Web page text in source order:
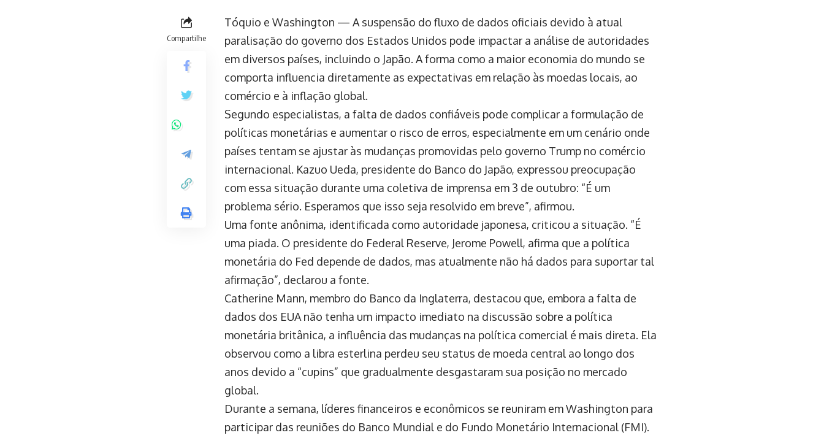
Compartilhe
Tóquio e Washington — A suspensão do fluxo de dados oficiais devido à atual
paralisação do governo dos Estados Unidos pode impactar a análise de autoridades
em diversos países, incluindo o Japão. A forma como a maior economia do mundo se
comporta influencia diretamente as expectativas em relação às moedas locais, ao
comércio e à inflação global.
Segundo especialistas, a falta de dados confiáveis pode complicar a formulação de
políticas monetárias e aumentar o risco de erros, especialmente em um cenário onde
países tentam se ajustar às mudanças promovidas pelo governo Trump no comércio
internacional. Kazuo Ueda, presidente do Banco do Japão, expressou preocupação
com essa situação durante uma coletiva de imprensa em 3 de outubro: “É um
problema sério. Esperamos que isso seja resolvido em breve”, afirmou.
Uma fonte anônima, identificada como autoridade japonesa, criticou a situação. “É
uma piada. O presidente do Federal Reserve, Jerome Powell, afirma que a política
monetária do Fed depende de dados, mas atualmente não há dados para suportar tal
afirmação”, declarou a fonte.
Catherine Mann, membro do Banco da Inglaterra, destacou que, embora a falta de
dados dos EUA não tenha um impacto imediato na discussão sobre a política
monetária britânica, a influência das mudanças na política comercial é mais direta. Ela
observou como a libra esterlina perdeu seu status de moeda central ao longo dos
anos devido a “cupins” que gradualmente desgastaram sua posição no mercado
global.
Durante a semana, líderes financeiros e econômicos se reuniram em Washington para
participar das reuniões do Banco Mundial e do Fundo Monetário Internacional (FMI).